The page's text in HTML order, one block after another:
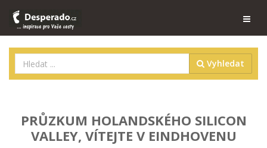
Vyhledat
PRŮZKUM HOLANDSKÉHO SILICON
VALLEY, VÍTEJTE V EINDHOVENU